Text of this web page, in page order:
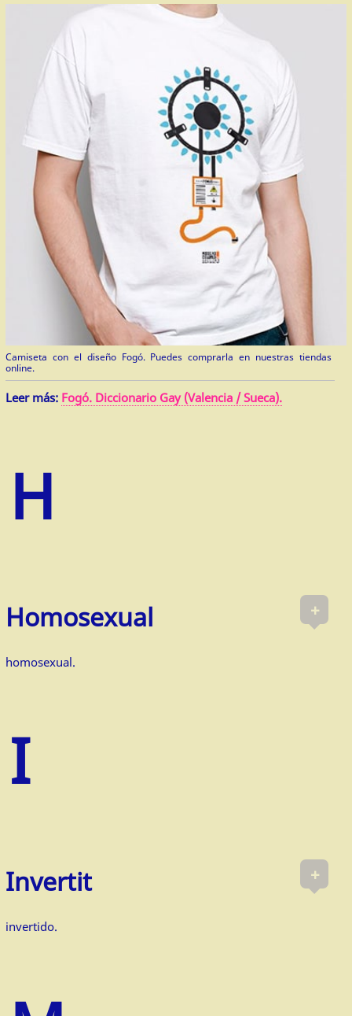
Camiseta con el diseño Fogó. Puedes comprarla en nuestras tiendas
online.
Leer más: Fogó. Diccionario Gay (Valencia / Sueca).
+
Homosexual
homosexual.
+
Invertit
invertido.